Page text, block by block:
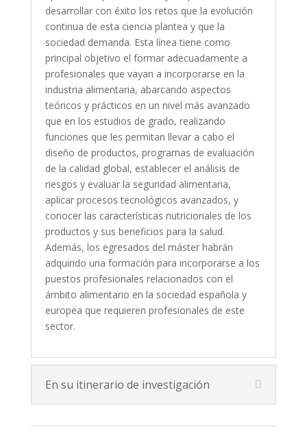
desarrollar con éxito los retos que la evolución
continua de esta ciencia plantea y que la
sociedad demanda. Esta línea tiene como
principal objetivo el formar adecuadamente a
profesionales que vayan a incorporarse en la
industria alimentaria, abarcando aspectos
teóricos y prácticos en un nivel más avanzado
que en los estudios de grado, realizando
funciones que les permitan llevar a cabo el
diseño de productos, programas de evaluación
de la calidad global, establecer el análisis de
riesgos y evaluar la seguridad alimentaria,
aplicar procesos tecnológicos avanzados, y
conocer las características nutricionales de los
productos y sus beneficios para la salud.
Además, los egresados del máster habrán
adquirido una formación para incorporarse a los
puestos profesionales relacionados con el
ámbito alimentario en la sociedad española y
europea que requieren profesionales de este
sector.
En su itinerario de investigación